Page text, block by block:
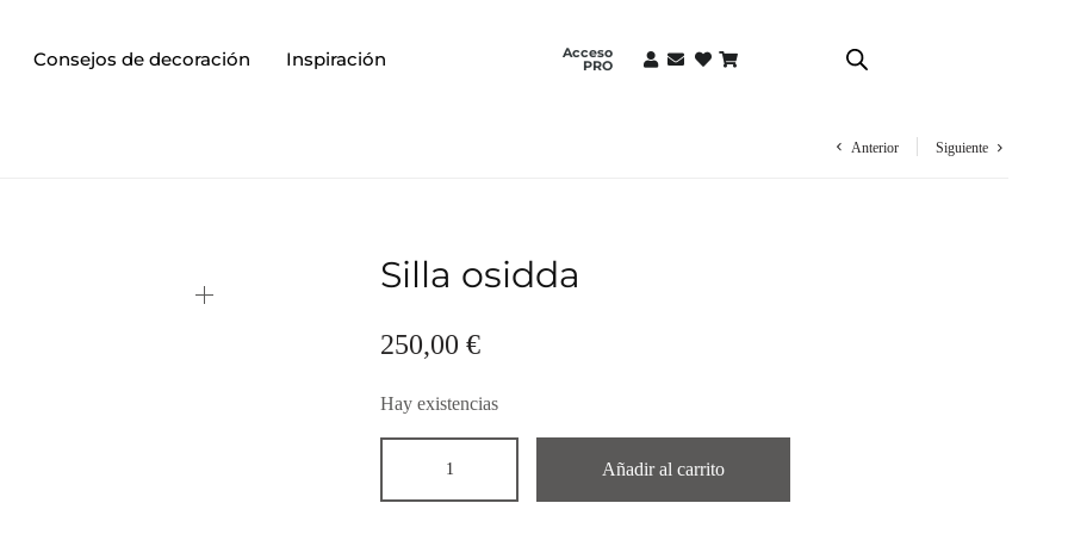
Consejos de decoración Inspiración Acceso
PRO
Anterior Siguiente
Silla osidda
250,00€
Hay existencias
Añadir al carrito